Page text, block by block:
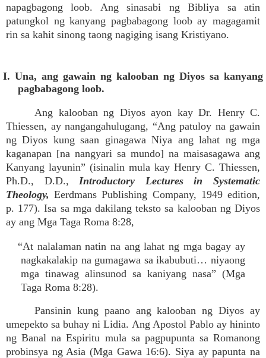
napagbagong loob. Ang sinasabi ng Bibliya sa atin
patungkol ng kanyang pagbabagong loob ay magagamit
rin sa kahit sinong taong nagiging isang Kristiyano.
I. Una, ang gawain ng kalooban ng Diyos sa kanyang
pagbabagong loob.
Ang kalooban ng Diyos ayon kay Dr. Henry C.
Thiessen, ay nangangahulugang, “Ang patuloy na gawain
ng Diyos kung saan ginagawa Niya ang lahat ng mga
kaganapan [na nangyari sa mundo] na maisasagawa ang
Kanyang layunin” (isinalin mula kay Henry C. Thiessen,
Ph.D., D.D.,Introductory Lectures in Systematic
Theology, Eerdmans Publishing Company, 1949 edition,
p. 177). Isa sa mga dakilang teksto sa kalooban ng Diyos
ay ang Mga Taga Roma 8:28,
“At nalalaman natin na ang lahat ng mga bagay ay
nagkakalakip na gumagawa sa ikabubuti… niyaong
mga tinawag alinsunod sa kaniyang nasa” (Mga
Taga Roma 8:28).
Pansinin kung paano ang kalooban ng Diyos ay
umepekto sa buhay ni Lidia. Ang Apostol Pablo ay hininto
ng Banal na Espiritu mula sa pagpupunta sa Romanong
probinsya ng Asia (Mga Gawa 16:6). Siya ay papunta na